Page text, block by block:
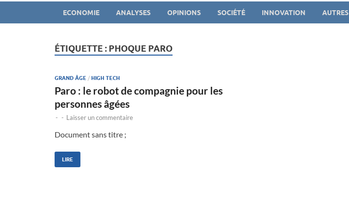
ECONOMIE ANALYSES OPINIONS SOCIÉTÉ INNOVATION AUTRES
ÉTIQUETTE : PHOQUE PARO
GRAND ÂGE / HIGH TECH
Paro : le robot de compagnie pour les
personnes âgées
- - Laisser un commentaire
Document sans titre ;
LIRE